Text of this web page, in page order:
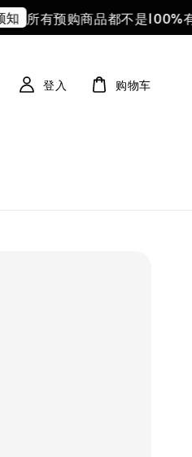
所有预购商品都不是100%有
登入 购物车